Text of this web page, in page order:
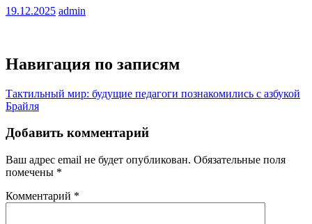
19.12.2025 admin
Навигация по записям
Тактильный мир: будущие педагоги познакомились с азбукой
Брайля
Добавить комментарий
Ваш адрес email не будет опубликован. Обязательные поля
помечены *
Комментарий *